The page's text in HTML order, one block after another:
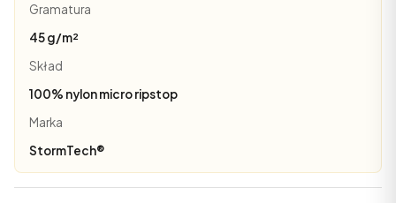
Gramatura
45 g/m²
Skład
100% nylon micro ripstop
Marka
StormTech®